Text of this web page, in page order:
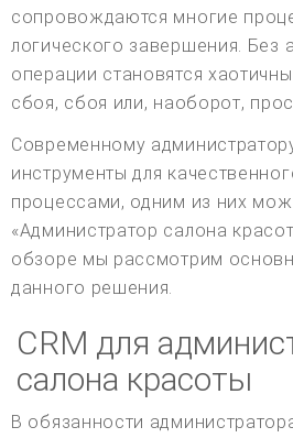
сопровождаются многие
логического завершения. Без
операции становятся
сбоя, сбоя или, наоборот,
Современному
инструменты для
процессами, одним из них
«Администратор салона
обзоре мы рассмотрим
данного решения.
CRM для
салона красоты
В обязанности